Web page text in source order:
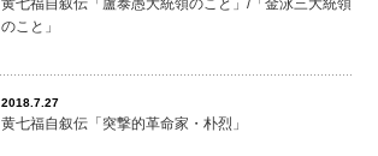
黄七福自叙伝「盧泰愚大統領のこと」/「金泳三大統領
のこと」
2018.7.27
黄七福自叙伝「突撃的革命家・朴烈」